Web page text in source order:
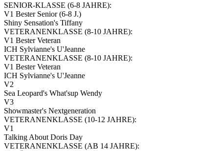
SENIOR-KLASSE (6-8 JAHRE):
V1 Bester Senior (6-8 J.)
Shiny Sensation's Tiffany
VETERANENKLASSE (8-10 JAHRE):
V1 Bester Veteran
ICH Sylvianne's U'Jeanne
VETERANENKLASSE (8-10 JAHRE):
V1 Bester Veteran
ICH Sylvianne's U'Jeanne
V2
Sea Leopard's What'sup Wendy
V3
Showmaster's Nextgeneration
VETERANENKLASSE (10-12 JAHRE):
V1
Talking About Doris Day
VETERANENKLASSE (AB 14 JAHRE):